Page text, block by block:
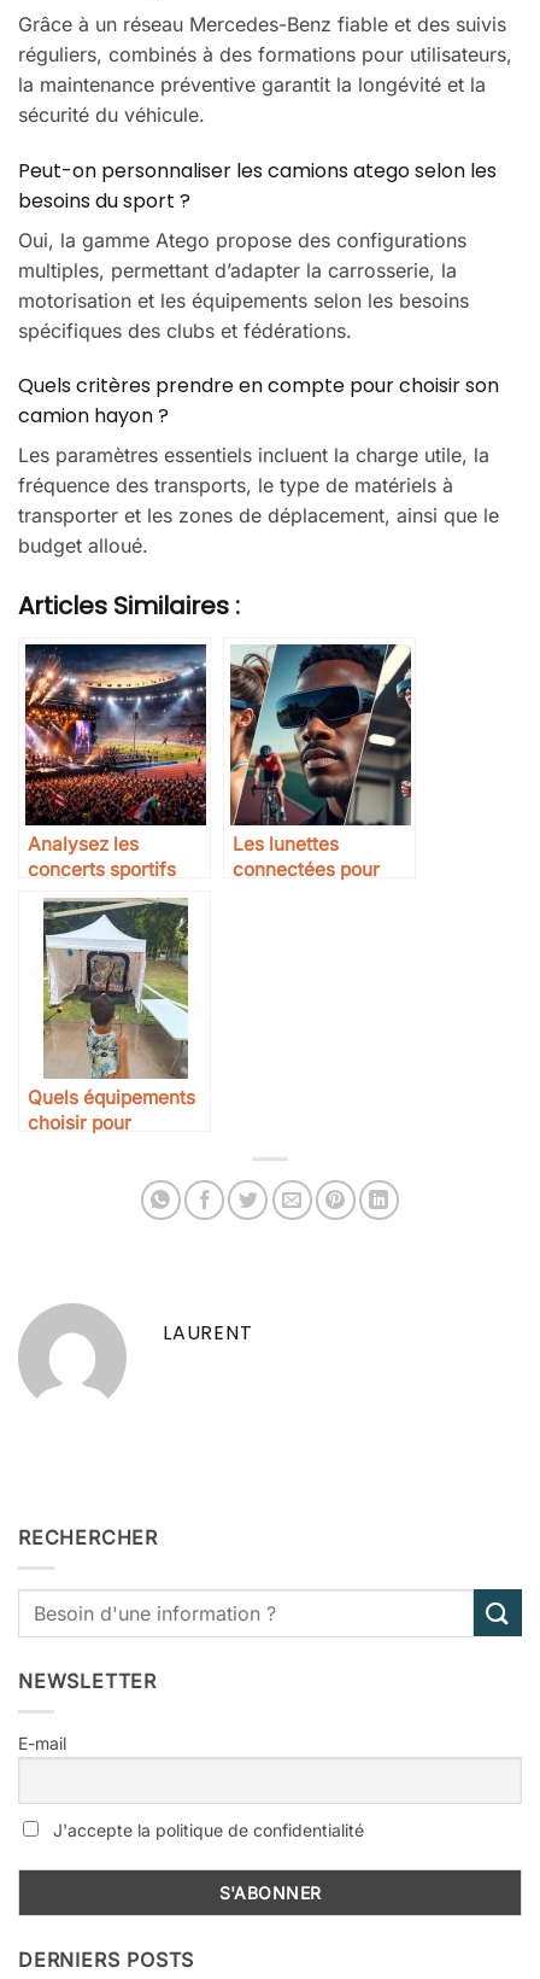
Grâce à un réseau Mercedes-Benz fiable et des suivis
réguliers, combinés à des formations pour utilisateurs,
la maintenance préventive garantit la longévité et la
sécurité du véhicule.
Peut-on personnaliser les camions atego selon les
besoins du sport ?
Oui, la gamme Atego propose des configurations
multiples, permettant d’adapter la carrosserie, la
motorisation et les équipements selon les besoins
spécifiques des clubs et fédérations.
Quels critères prendre en compte pour choisir son
camion hayon ?
Les paramètres essentiels incluent la charge utile, la
fréquence des transports, le type de matériels à
transporter et les zones de déplacement, ainsi que le
budget alloué.
Articles Similaires :
Analysez les
concerts sportifs
avec musique stade,
hymnes olympiques
et spectacles
athlétiques
Les lunettes
connectées pour
Quels équipements
choisir pour
LAURENT
RECHERCHER
NEWSLETTER
E-mail
J'accepte la politique de confidentialité
DERNIERS POSTS